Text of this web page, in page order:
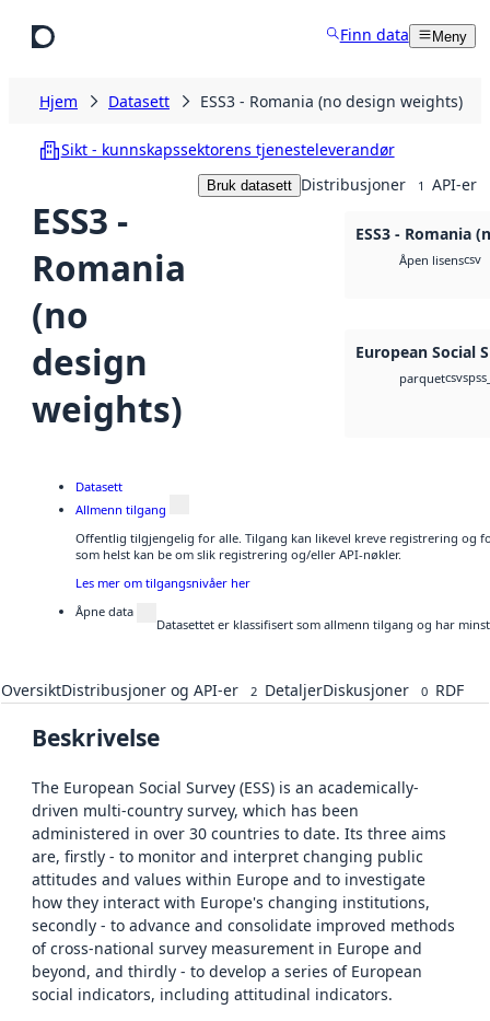
Finn data Meny
Hjem Datasett ESS3 - Romania (no design weights)
Sikt - kunnskapssektorens tjenesteleverandør
ESS3 -
Romania
(no
design
weights)
Bruk datasett Distribusjoner 1 API-er
ESS3 - Romania
Åpen lisenscsv
European Social
parquetcsv
Datasett
Allmenn tilgang
Offentlig tilgjengelig for alle. Tilgang kan likevel kreve registrering og
som helst kan be om slik registrering og/eller API-nøkler.
Les mer om tilgangsnivåer her
Åpne data
Datasettet er klassifisert som allmenn tilgang og har
OversiktDistribusjoner og API-er 2 DetaljerDiskusjoner 0 RDF
Beskrivelse
The European Social Survey (ESS) is an academically-
driven multi-country survey, which has been
administered in over 30 countries to date. Its three aims
are, firstly - to monitor and interpret changing public
attitudes and values within Europe and to investigate
how they interact with Europe's changing institutions,
secondly - to advance and consolidate improved methods
of cross-national survey measurement in Europe and
beyond, and thirdly - to develop a series of European
social indicators, including attitudinal indicators.